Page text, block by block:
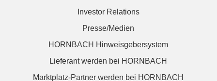
Investor Relations
Presse/Medien
HORNBACH Hinweisgebersystem
Lieferant werden bei HORNBACH
Marktplatz-Partner werden bei HORNBACH